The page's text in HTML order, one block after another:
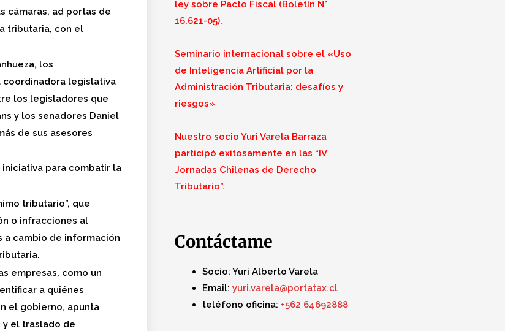
cámaras, ad portas de
tributaria, con el
los
coordinadora legislativa
los legisladores que
y los senadores Daniel
de sus asesores
para combatir la
tributario”, que
o infracciones al
a cambio de información
empresas, como un
a quiénes
el gobierno, apunta
y el traslado de
ley sobre Pacto Fiscal (Boletín N°
16.621-05).
Seminario internacional sobre el «Uso
de Inteligencia Artificial por la
Administración Tributaria: desafíos y
riesgos»
Nuestro socio Yuri Varela Barraza
participó exitosamente en las “IV
Jornadas Chilenas de Derecho
Tributario”.
Contáctame
Socio: Yuri Alberto Varela
Email: yuri.varela@portatax.cl
teléfono oficina: +562 64692888